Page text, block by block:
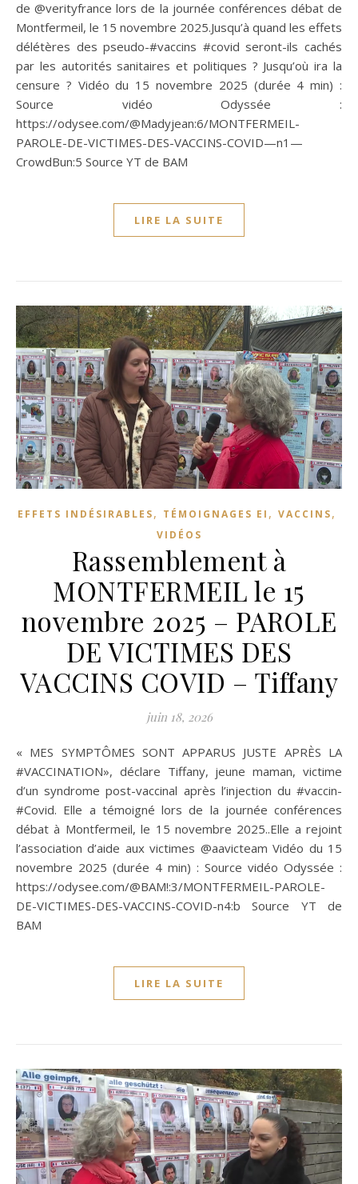
de ‪@verityfrance‬ lors de la journée conférences débat de
Montfermeil, le 15 novembre 2025.Jusqu’à quand les effets
délétères des pseudo-#vaccins #covid seront-ils cachés
par les autorités sanitaires et politiques ? Jusqu’où ira la
censure ? Vidéo du 15 novembre 2025 (durée 4 min) :
Source vidéo Odyssée :
https://odysee.com/@Madyjean:6/MONTFERMEIL-
PAROLE-DE-VICTIMES-DES-VACCINS-COVID—n1—
CrowdBun:5 Source YT de BAM
LIRE LA SUITE
EFFETS INDÉSIRABLES, TÉMOIGNAGES EI , VACCINS,
VIDÉOS
Rassemblement à
MONTFERMEIL le 15
novembre 2025 – PAROLE
DE VICTIMES DES
VACCINS COVID – Tiffany
juin 18, 2026
« MES SYMPTÔMES SONT APPARUS JUSTE APRÈS LA
#VACCINATION», déclare Tiffany, jeune maman, victime
d’un syndrome post-vaccinal après l’injection du #vaccin-
#Covid. Elle a témoigné lors de la journée conférences
débat à Montfermeil, le 15 novembre 2025..Elle a rejoint
l’association d’aide aux victimes ‪@aavicteam‬ Vidéo du 15
novembre 2025 (durée 4 min) : Source vidéo Odyssée :
https://odysee.com/@BAM!:3/MONTFERMEIL-PAROLE-
DE-VICTIMES-DES-VACCINS-COVID-n4:b Source YT de
BAM
LIRE LA SUITE